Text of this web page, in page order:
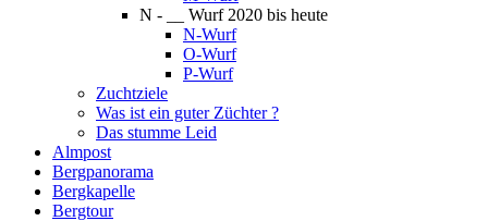
N - __ Wurf 2020 bis heute
N-Wurf
O-Wurf
P-Wurf
Zuchtziele
Was ist ein guter Züchter ?
Das stumme Leid
Almpost
Bergpanorama
Bergkapelle
Bergtour